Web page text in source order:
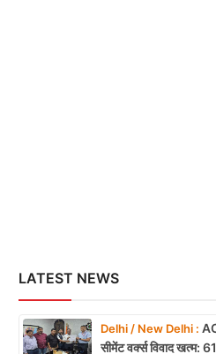
LATEST NEWS
Delhi / New Delhi :
सीमेंट वर्क्स विवाद खत्म: